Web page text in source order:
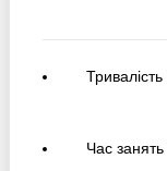
Час занять